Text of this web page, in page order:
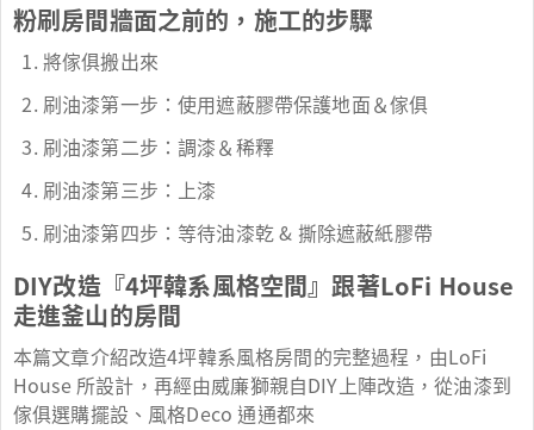
粉刷房間牆面之前的，施工的步驟
將傢俱搬出來
刷油漆第一步：使用遮蔽膠帶保護地面＆傢俱
刷油漆第二步：調漆＆稀釋
刷油漆第三步：上漆
刷油漆第四步：等待油漆乾 & 撕除遮蔽紙膠帶
DIY改造『4坪韓系風格空間』跟著LoFi House
走進釜山的房間
本篇文章介紹改造4坪韓系風格房間的完整過程，由LoFi
House 所設計，再經由威廉獅親自DIY上陣改造，從油漆到
傢俱選購擺設、風格Deco 通通都來